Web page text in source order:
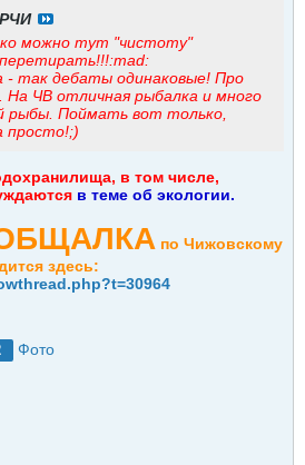
можно тут "чистоту"
- так дебаты одинаковые! Про
ЧВ отличная рыбалка и много
рыбы. Поймать вот только,
просто!;)
в том числе,
в теме об экологии.
по Чижовскому
здесь:
Фото